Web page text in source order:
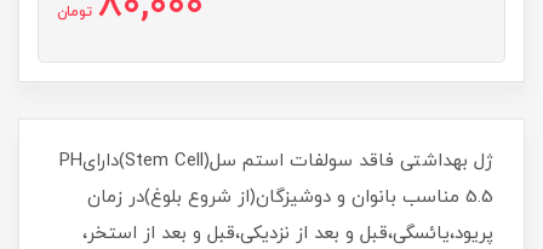
تومان
ژل بهداشتی فاقد سولفات استم سل(Stem Cell)دارایPH
5.5 مناسب بانوان و دوشیزگان(از شروع بلوغ)در زمان
پریود،یائسگی،قبل و بعد از نزدیکی،قبل و بعد از استخر،